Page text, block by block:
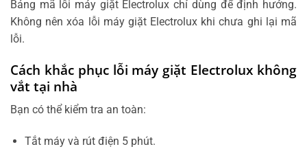
Bảng mã lỗi máy giặt Electrolux chỉ dùng để định hướng.
Không nên xóa lỗi máy giặt Electrolux khi chưa ghi lại mã
lỗi.
Cách khắc phục lỗi máy giặt Electrolux không
vắt tại nhà
Bạn có thể kiểm tra an toàn:
Tắt máy và rút điện 5 phút.